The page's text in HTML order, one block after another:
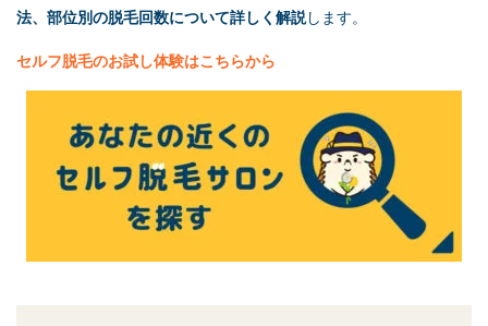
法、部位別の脱毛回数について詳しく解説します。
セルフ脱毛のお試し体験はこちらから